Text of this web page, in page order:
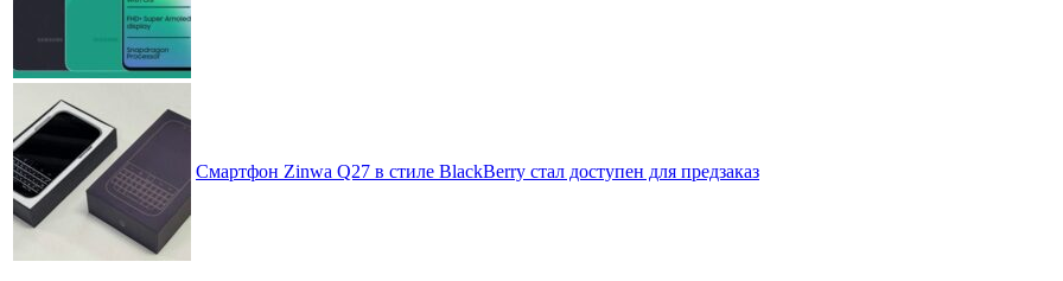
Смартфон Zinwa Q27 в стиле BlackBerry стал доступен для предзаказ